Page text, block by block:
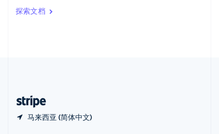
探索文档
马来西亚 (简体中文)
印度
English